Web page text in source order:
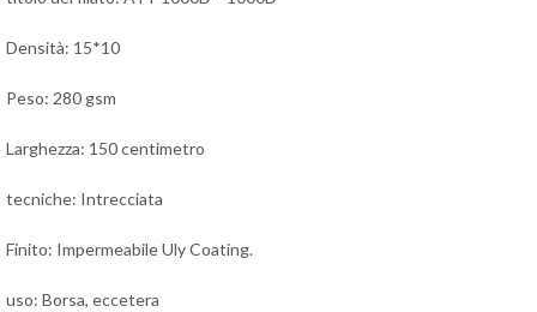
Densità: 15*10
Peso: 280 gsm
Larghezza: 150 centimetro
tecniche: Intrecciata
Finito: Impermeabile Uly Coating.
uso: Borsa, eccetera